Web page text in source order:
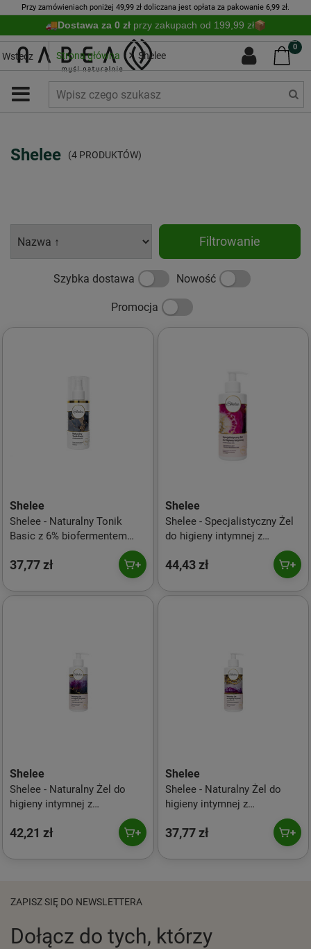
Przy zamówieniach poniżej 49,99 zł doliczana jest opłata za pakowanie 6,99 zł.
Dostawa za 0 zł przy zakupach od 199,99 zł
0
Wstecz Strona główna Shelee
Shelee (4 PRODUKTÓW)
Filtrowanie
Szybka dostawa Nowość
Promocja
Shelee
Shelee - Naturalny Tonik
Basic z 6% biofermentem
37,77 zł
Shelee
Shelee - Specjalistyczny Żel
do higieny intymnej z
biofermentem regeneracyjna
250ml
44,43 zł
Shelee
Shelee - Naturalny Żel do
higieny intymnej z
biofermentem intensywnie
nawilżający 250ml
42,21 zł
Shelee
Shelee - Naturalny Żel do
higieny intymnej z
biofermentem do codziennej
pielęgnacji 250ml
37,77 zł
ZAPISZ SIĘ DO NEWSLETTERA
Dołącz do tych, którzy